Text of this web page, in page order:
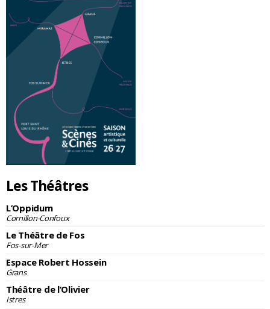
Les Théâtres
L’Oppidum
Cornillon-Confoux
Le Théâtre de Fos
Fos-sur-Mer
Espace Robert Hossein
Grans
Théâtre de l’Olivier
Istres